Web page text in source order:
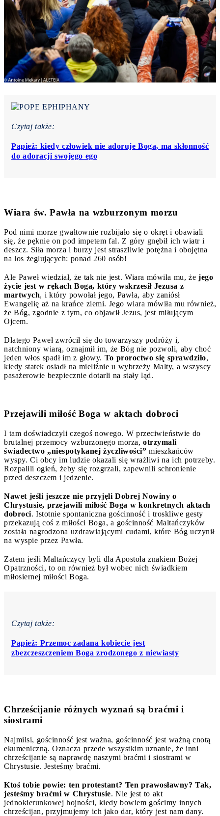
Czytaj także:
Papież: kiedy człowiek nie adoruje Boga, ma skłonność
do adoracji swojego ego
Wiara św. Pawła na wzburzonym morzu
Pod nimi morze gwałtownie rozbijało się o okręt i obawiali
się, że pęknie on pod impetem fal. Z góry gnębił ich wiatr i
deszcz. Siła morza i burzy jest straszliwie potężna i obojętna
na los żeglujących: ponad 260 osób!
Ale Paweł wiedział, że tak nie jest. Wiara mówiła mu, że jego
życie jest w rękach Boga, który wskrzesił Jezusa z
martwych, i który powołał jego, Pawła, aby zaniósł
Ewangelię aż na krańce ziemi. Jego wiara mówiła mu również,
że Bóg, zgodnie z tym, co objawił Jezus, jest miłującym
Ojcem.
Dlatego Paweł zwrócił się do towarzyszy podróży i,
natchniony wiarą, oznajmił im, że Bóg nie pozwoli, aby choć
jeden włos spadł im z głowy. To proroctwo się sprawdziło,
kiedy statek osiadł na mieliźnie u wybrzeży Malty, a wszyscy
pasażerowie bezpiecznie dotarli na stały ląd.
Przejawili miłość Boga w aktach dobroci
I tam doświadczyli czegoś nowego. W przeciwieństwie do
brutalnej przemocy wzburzonego morza, otrzymali
świadectwo „niespotykanej życzliwości” mieszkańców
wyspy. Ci obcy im ludzie okazali się wrażliwi na ich potrzeby.
Rozpalili ogień, żeby się rozgrzali, zapewnili schronienie
przed deszczem i jedzenie.
Nawet jeśli jeszcze nie przyjęli Dobrej Nowiny o
Chrystusie, przejawili miłość Boga w konkretnych aktach
dobroci. Istotnie spontaniczna gościnność i troskliwe gesty
przekazują coś z miłości Boga, a gościnność Maltańczyków
została nagrodzona uzdrawiającymi cudami, które Bóg uczynił
na wyspie przez Pawła.
Zatem jeśli Maltańczycy byli dla Apostoła znakiem Bożej
Opatrzności, to on również był wobec nich świadkiem
miłosiernej miłości Boga.
Czytaj także:
Papież: Przemoc zadana kobiecie jest
zbezczeszczeniem Boga zrodzonego z niewiasty
Chrześcijanie różnych wyznań są braćmi i
siostrami
Najmilsi, gościnność jest ważna, gościnność jest ważną cnotą
ekumeniczną. Oznacza przede wszystkim uznanie, że inni
chrześcijanie są naprawdę naszymi braćmi i siostrami w
Chrystusie. Jesteśmy braćmi.
Ktoś tobie powie: ten protestant? Ten prawosławny? Tak,
jesteśmy braćmi w Chrystusie. Nie jest to akt
jednokierunkowej hojności, kiedy bowiem gościmy innych
chrześcijan, przyjmujemy ich jako dar, który jest nam dany.